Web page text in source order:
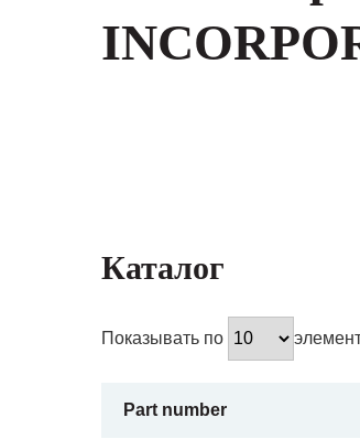
Каталог
Показывать по
Part number